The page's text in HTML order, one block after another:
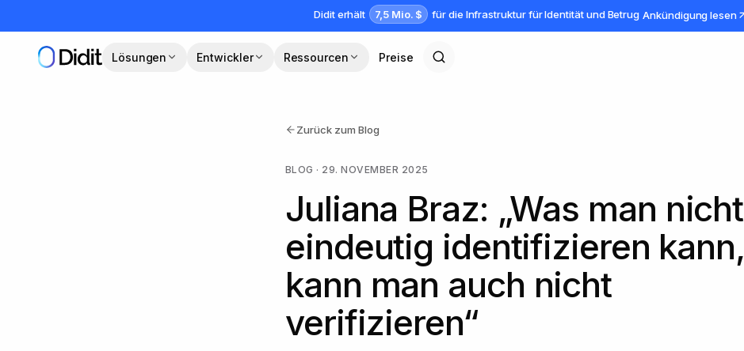
Didit erhält 7,5 Mio. $ für die Infrastruktur für Identität und Betrug Ankündigung lesen
Lösungen Entwickler Ressourcen Preise
Zurück zum Blog
BLOG · 29. NOVEMBER 2025
Juliana Braz: „Was man nicht
eindeutig identifizieren kann,
kann man auch nicht
verifizieren“